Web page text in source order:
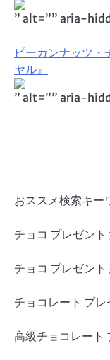
” alt=”” aria-
ピーカンナッツ・
ヤル』
” alt=”” aria-
おススメ検索キー
チョコ プレゼント
チョコ プレゼント
チョコレート プレ
高級チョコレート